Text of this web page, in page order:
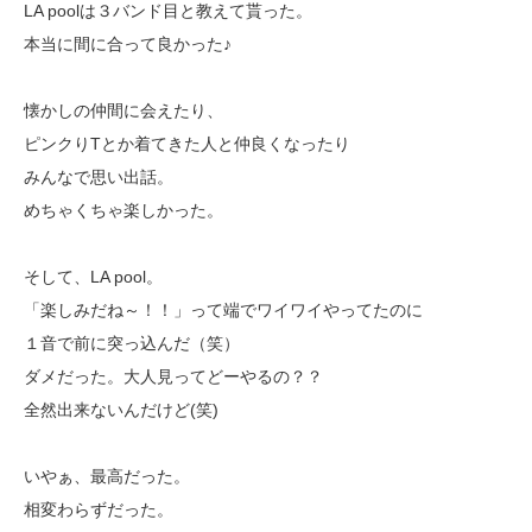
LA poolは３バンド目と教えて貰った。
本当に間に合って良かった♪
懐かしの仲間に会えたり、
ピンクりTとか着てきた人と仲良くなったり
みんなで思い出話。
めちゃくちゃ楽しかった。
そして、LA pool。
「楽しみだね～！！」って端でワイワイやってたのに
１音で前に突っ込んだ（笑）
ダメだった。大人見ってどーやるの？？
全然出来ないんだけど(笑)
いやぁ、最高だった。
相変わらずだった。